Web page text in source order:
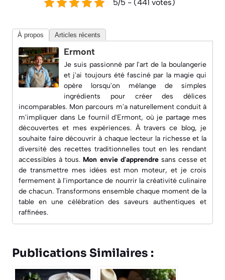
5/5 - (441 votes)
À propos Articles récents
Ermont
Je suis passionné par l'art de la boulangerie
et j'ai toujours été fasciné par la magie qui
opère lorsqu'on mélange de simples
ingrédients pour créer des délices
incomparables. Mon parcours m'a naturellement conduit à
m'impliquer dans Le fournil d'Ermont, où je partage mes
découvertes et mes expériences. À travers ce blog, je
souhaite faire découvrir à chaque lecteur la richesse et la
diversité des recettes traditionnelles tout en les rendant
accessibles à tous. Mon envie d'apprendresans cesse et
de transmettre mes idées est mon moteur, et je crois
fermement à l'importance de nourrir la créativité culinaire
de chacun. Transformons ensemble chaque moment de la
table en une célébration des saveurs authentiques et
raffinées.
Publications Similaires :